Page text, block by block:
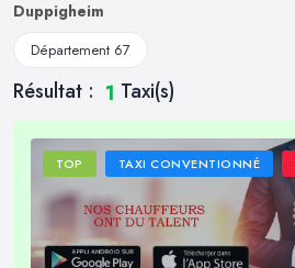
Duppigheim
Département 67
Résultat : 1 Taxi(s)
TOP TAXI CONVENTIONNÉ